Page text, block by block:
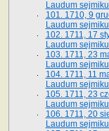
Laudum
101. 1710, 9
Laudum
102. 1711, 17
Laudum
103. 1711, 23
Laudum
104. 1711, 11
Laudum
105. 1711, 23
Laudum
106. 1711, 20
Laudum